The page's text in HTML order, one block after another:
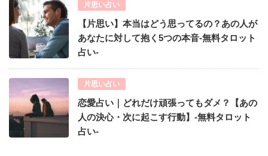
片思い占い
【片思い】本当はどう思ってるの？あの人が
あなたに対して抱く5つの本音-無料タロット
占い-
片思い占い
恋愛占い｜どれだけ頑張ってもダメ？【あの
人の決心・次に起こす行動】-無料タロット
占い-